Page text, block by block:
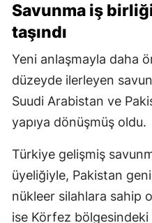
Savunma iş
taşındı
Yeni anlaşmayla daha
düzeyde ilerleyen
Suudi Arabistan ve
yapıya dönüşmüş oldu.
Türkiye gelişmiş
üyeliğiyle, Pakistan
nükleer silahlara sahip
ise Körfez